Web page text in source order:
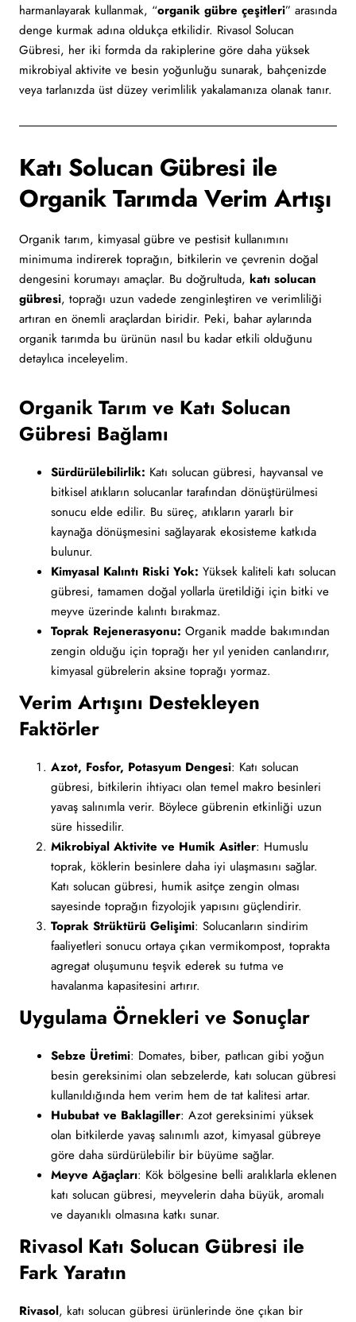
harmanlayarak kullanmak, “organik gübre çeşitleri” arasında
denge kurmak adına oldukça etkilidir. Rivasol Solucan
Gübresi, her iki formda da rakiplerine göre daha yüksek
mikrobiyal aktivite ve besin yoğunluğu sunarak, bahçenizde
veya tarlanızda üst düzey verimlilik yakalamanıza olanak tanır.
Katı Solucan Gübresi ile
Organik Tarımda Verim Artışı
Organik tarım, kimyasal gübre ve pestisit kullanımını
minimuma indirerek toprağın, bitkilerin ve çevrenin doğal
dengesini korumayı amaçlar. Bu doğrultuda, katı solucan
gübresi, toprağı uzun vadede zenginleştiren ve verimliliği
artıran en önemli araçlardan biridir. Peki, bahar aylarında
organik tarımda bu ürünün nasıl bu kadar etkili olduğunu
detaylıca inceleyelim.
Organik Tarım ve Katı Solucan
Gübresi Bağlamı
Sürdürülebilirlik: Katı solucan gübresi, hayvansal ve
bitkisel atıkların solucanlar tarafından dönüştürülmesi
sonucu elde edilir. Bu süreç, atıkların yararlı bir
kaynağa dönüşmesini sağlayarak ekosisteme katkıda
bulunur.
Kimyasal Kalıntı Riski Yok: Yüksek kaliteli katı solucan
gübresi, tamamen doğal yollarla üretildiği için bitki ve
meyve üzerinde kalıntı bırakmaz.
Toprak Rejenerasyonu: Organik madde bakımından
zengin olduğu için toprağı her yıl yeniden canlandırır,
kimyasal gübrelerin aksine toprağı yormaz.
Verim Artışını Destekleyen
Faktörler
Azot, Fosfor, Potasyum Dengesi: Katı solucan
gübresi, bitkilerin ihtiyacı olan temel makro besinleri
yavaş salınımla verir. Böylece gübrenin etkinliği uzun
süre hissedilir.
Mikrobiyal Aktivite ve Humik Asitler: Humuslu
toprak, köklerin besinlere daha iyi ulaşmasını sağlar.
Katı solucan gübresi, humik asitçe zengin olması
sayesinde toprağın fizyolojik yapısını güçlendirir.
Toprak Strüktürü Gelişimi: Solucanların sindirim
faaliyetleri sonucu ortaya çıkan vermikompost, toprakta
agregat oluşumunu teşvik ederek su tutma ve
havalanma kapasitesini artırır.
Uygulama Örnekleri ve Sonuçlar
Sebze Üretimi: Domates, biber, patlıcan gibi yoğun
besin gereksinimi olan sebzelerde, katı solucan gübresi
kullanıldığında hem verim hem de tat kalitesi artar.
Hububat ve Baklagiller: Azot gereksinimi yüksek
olan bitkilerde yavaş salınımlı azot, kimyasal gübreye
göre daha sürdürülebilir bir büyüme sağlar.
Meyve Ağaçları: Kök bölgesine belli aralıklarla eklenen
katı solucan gübresi, meyvelerin daha büyük, aromalı
ve dayanıklı olmasına katkı sunar.
Rivasol Katı Solucan Gübresi ile
Fark Yaratın
Rivasol, katı solucan gübresi ürünlerinde öne çıkan bir